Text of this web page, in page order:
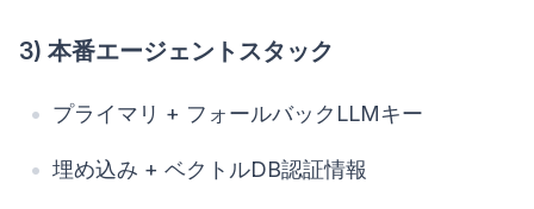
3) 本番エージェントスタック
プライマリ + フォールバックLLMキー
埋め込み + ベクトルDB認証情報